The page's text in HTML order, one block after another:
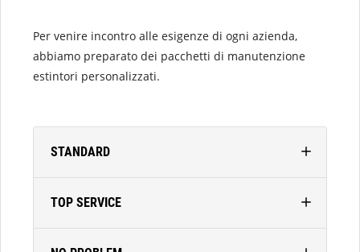
Per venire incontro alle esigenze di ogni azienda,
abbiamo preparato dei pacchetti di manutenzione
estintori personalizzati.
STANDARD
TOP SERVICE